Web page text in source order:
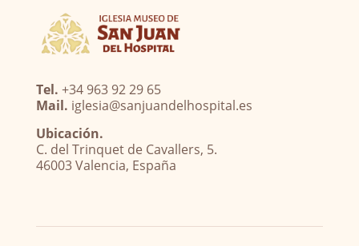
Tel. +34 963 92 29 65
Mail. iglesia@sanjuandelhospital.es
Ubicación.
C. del Trinquet de Cavallers, 5.
46003 Valencia, España